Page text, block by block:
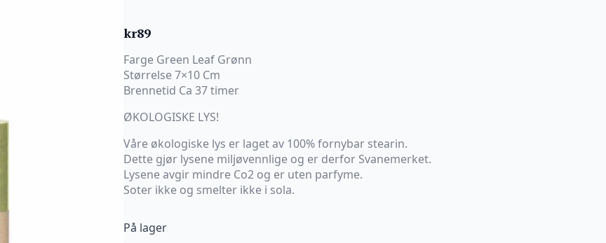
kr89
Farge Green Leaf Grønn
Størrelse 7×10 Cm
Brennetid Ca 37 timer
ØKOLOGISKE LYS!
Våre økologiske lys er laget av 100% fornybar stearin.
Dette gjør lysene miljøvennlige og er derfor Svanemerket.
Lysene avgir mindre Co2 og er uten parfyme.
Soter ikke og smelter ikke i sola.
På lager